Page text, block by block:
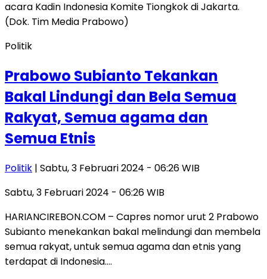
Politik
Prabowo Subianto Tekankan
Bakal Lindungi dan Bela Semua
Rakyat, Semua agama dan
Semua Etnis
Politik | Sabtu, 3 Februari 2024 - 06:26 WIB
Sabtu, 3 Februari 2024 - 06:26 WIB
HARIANCIREBON.COM – Capres nomor urut 2 Prabowo
Subianto menekankan bakal melindungi dan membela
semua rakyat, untuk semua agama dan etnis yang
terdapat di Indonesia….